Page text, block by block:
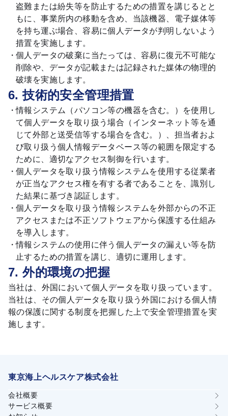
盗難または紛失等を防止するための措置を講じるとと
もに、事業所内の移動を含め、当該機器、電子媒体等
を持ち運ぶ場合、容易に個人データが判明しないよう
措置を実施します。
個人データの破棄に当たっては、容易に復元不可能な
削除や、データが記載または記録された媒体の物理的
破壊を実施します。
6. 技術的安全管理措置
情報システム（パソコン等の機器を含む。）を使用し
て個人データを取り扱う場合（インターネット等を通
じて外部と送受信等する場合を含む。）、担当者およ
び取り扱う個人情報データベース等の範囲を限定する
ために、適切なアクセス制御を行います。
個人データを取り扱う情報システムを使用する従業者
が正当なアクセス権を有する者であることを、識別し
た結果に基づき認証します。
個人データを取り扱う情報システムを外部からの不正
アクセスまたは不正ソフトウェアから保護する仕組み
を導入します。
情報システムの使用に伴う個人データの漏えい等を防
止するための措置を講じ、適切に運用します。
7. 外的環境の把握
当社は、外国において個人データを取り扱っています。
当社は、その個人データを取り扱う外国における個人情
報の保護に関する制度を把握した上で安全管理措置を実
施します。
東京海上ヘルスケア株式会社
会社概要
サービス概要